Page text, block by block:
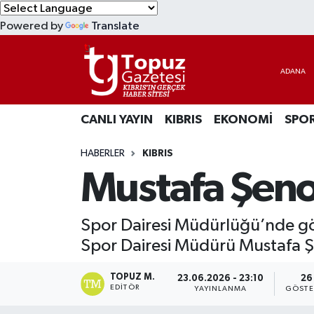
Powered by Translate
CANLI YAYIN KIBRIS EKONOMİ
HABERLER KIBRIS
Mustafa
Spor Dairesi Müdürlüğü’nde
Spor Dairesi Müdürü Mustafa
TOPUZ M.
EDITÖR
23.06.2026 - 23:10
YAYINLANMA
26
EKONOMİ
MAGAZİN
Lefkoşa Nöbetçi Eczaneler
Lefkoşa Hava Durumu
Lefkoşa Trafik Yoğunluk Haritası
Süper Lig Puan Durumu ve Fikstür
Tüm Manşetler
Son Dakika Haberleri